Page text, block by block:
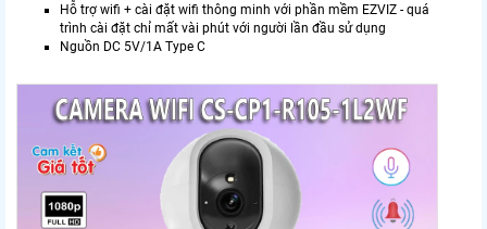
Hỗ trợ wifi + cài đặt wifi thông minh với phần mềm EZVIZ - quá
trình cài đặt chỉ mất vài phút với người lần đầu sử dụng
Nguồn DC 5V/1A Type C